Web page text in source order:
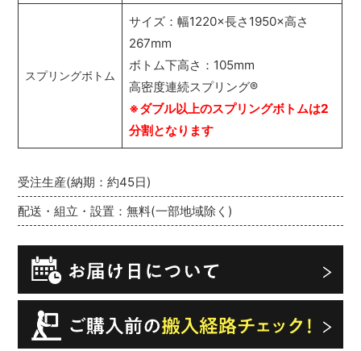
受注生産(納期：約45日)
配送・組立・設置：無料(一部地域除く)
スプリングボトム
サイズ：幅1220×長さ1950×高さ
267mm
ボトム下高さ：105mm
高密度連続スプリング®
※ダブル以上のスプリングボトムは2
分割となります